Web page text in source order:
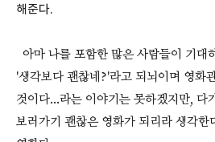
해준다.
아마 나를 포함한 많은 사람들이 기대
'생각보다 괜찮네?'라고 되뇌이며 영화
것이다...라는 이야기는 못하겠지만, 다
보러가기 괜찮은 영화가 되리라 생각한